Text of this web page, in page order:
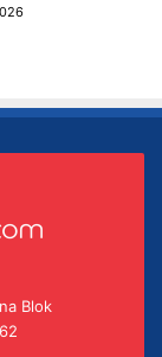
Blok